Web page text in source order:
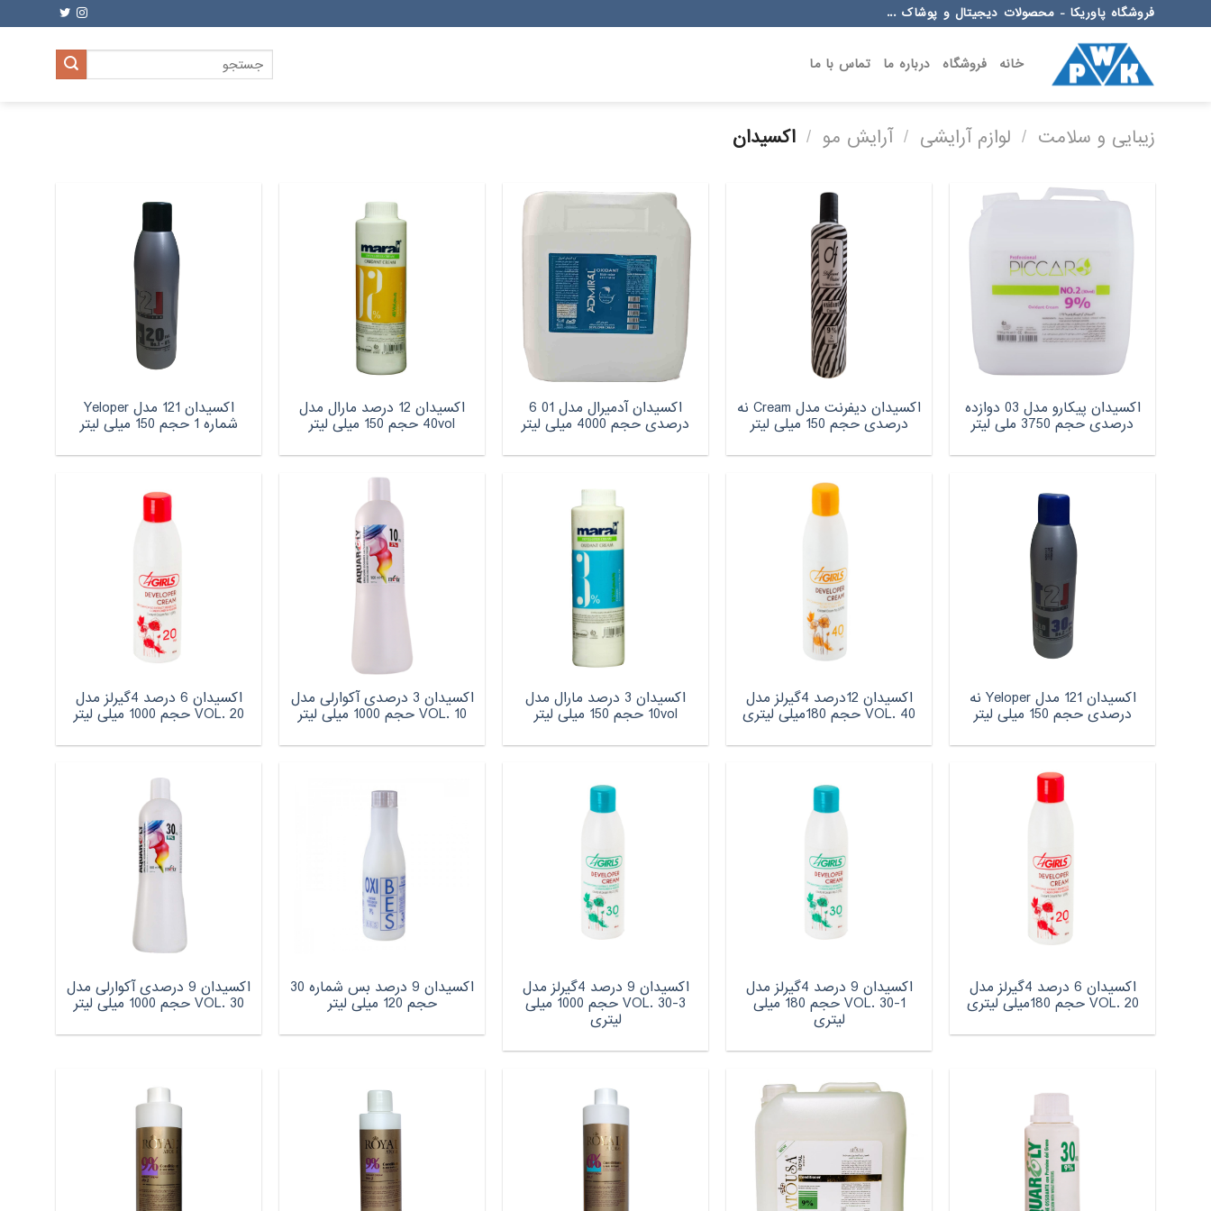
to
فروشگاه پاوریکا - محصولات دیجیتال و پوشاک ...
خانه فروشگاه درباره ما تماس با ما
جستجو
برای:
زیبایی و سلامت / لوازم آرایشی / آرایش مو / اکسیدان
اکسیدان پیکارو مدل 03 دوازده
درصدی حجم 3750 ملی لیتر
اکسیدان دیفرنت مدل Cream نه
درصدی حجم 150 میلی لیتر
اکسیدان آدمیرال مدل 01 6
درصدی حجم 4000 میلی لیتر
اکسیدان 12 درصد مارال مدل
40vol حجم 150 میلی لیتر
اکسیدان 121 مدل Yeloper
شماره 1 حجم 150 میلی لیتر
اکسیدان 121 مدل Yeloper نه
درصدی حجم 150 میلی لیتر
اکسیدان 12درصد 4گیرلز مدل
VOL. 40 حجم 180میلی لیتری
اکسیدان 3 درصد مارال مدل
10vol حجم 150 میلی لیتر
اکسیدان 3 درصدی آکوارلی مدل
VOL. 10 حجم 1000 میلی لیتر
اکسیدان 6 درصد 4گیرلز مدل
VOL. 20 حجم 1000 میلی لیتر
اکسیدان 6 درصد 4گیرلز مدل
VOL. 20 حجم 180میلی لیتری
اکسیدان 9 درصد 4گیرلز مدل
VOL. 30-1 حجم 180 میلی
لیتری
اکسیدان 9 درصد 4گیرلز مدل
VOL. 30-3 حجم 1000 میلی
لیتری
اکسیدان 9 درصد بس شماره 30
حجم 120 میلی لیتر
اکسیدان 9 درصدی آکوارلی مدل
VOL. 30 حجم 1000 میلی لیتر